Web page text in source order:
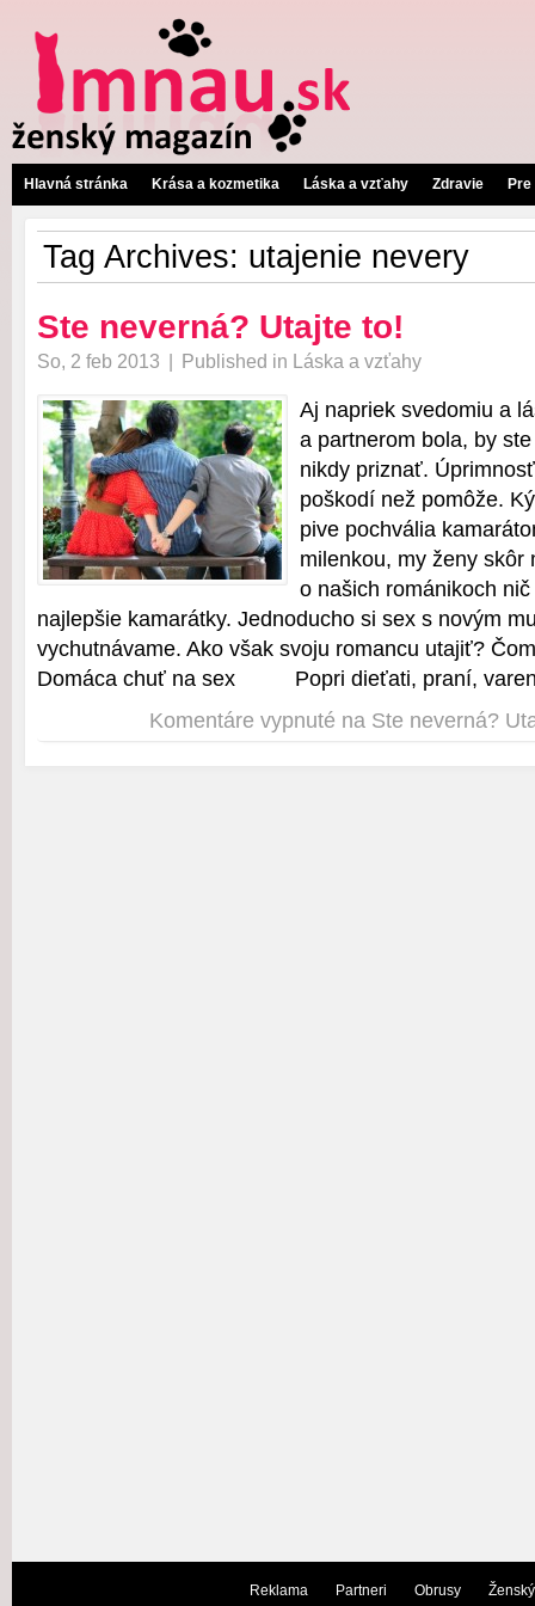
Hlavná stránka Krása a kozmetika Láska a vzťahy Zdravie
Tag Archives: utajenie nevery
Ste neverná? Utajte to!
So, 2 feb 2013 | Published in Láska a vzťahy
Aj napriek svedomiu a
a partnerom bola, by
nikdy priznať.
poškodí než pomôže.
pive pochvália
milenkou, my ženy skôr
o našich románikoch
najlepšie kamarátky. Jednoducho si sex s novým
vychutnávame. Ako však svoju romancu utajiť?
Domáca chuť na sex Popri dieťati, praní,
Komentáre vypnuté na Ste neverná?
Reklama Partneri Obrusy